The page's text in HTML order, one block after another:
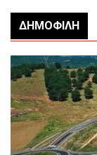
ΔΗΜΟΦΙΛΉ